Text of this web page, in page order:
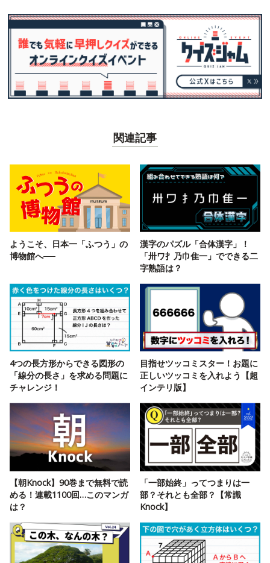
関連記事
ようこそ、日本一「ふつう」の
博物館へ──
漢字のパズル「合体漢字」！
「卅ワ扌乃巾隹一」でできる二
字熟語は？
4つの長方形からできる図形の
「線分の長さ」を求める問題に
チャレンジ！
目指せツッコミスター！お題に
正しいツッコミを入れよう【超
インテリ版】
【朝Knock】90巻まで無料で読
める！連載1100回…このマンガ
は？
「一部始終」ってつまりは一
部？それとも全部？【常識
Knock】